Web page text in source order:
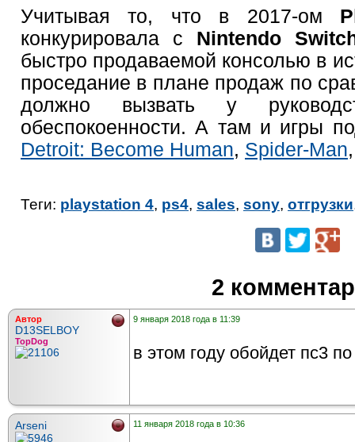
Учитывая то, что в 2017-ом
конкурировала с Nintendo
быстро продаваемой консолью в
проседание в плане продаж по
должно вызвать у
обеспокоенности. А там и игры
Detroit: Become Human, Spider-Man
Теги: playstation 4, ps4, sales, sony, отгрузки
2
Автор
D13SELBOY
TopDog
9 января 2018 года в 11:39
в этом году обойдет пс3
Arseni 11 января 2018 года в 10:36